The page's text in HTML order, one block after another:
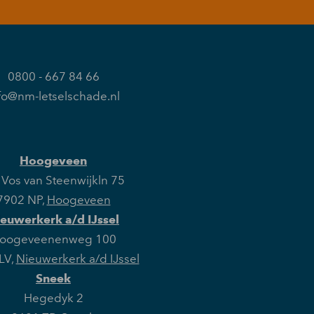
0800 - 667 84 66
letselschade.nl
Hoogeveen
van Steenwijkln 75
NP, Hoogeveen
a/d IJssel
100
, Nieuwerkerk a/d IJssel
Sneek
Hegedyk 2